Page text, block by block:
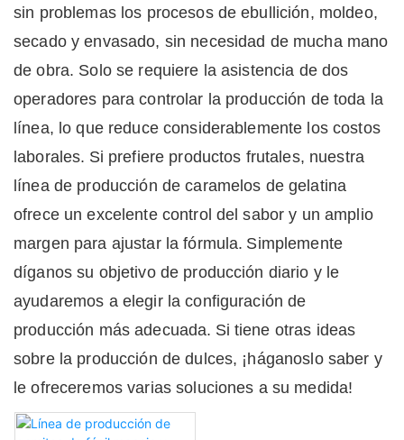
sin problemas los procesos de ebullición, moldeo,
secado y envasado, sin necesidad de mucha mano
de obra. Solo se requiere la asistencia de dos
operadores para controlar la producción de toda la
línea, lo que reduce considerablemente los costos
laborales. Si prefiere productos frutales, nuestra
línea de producción de caramelos de gelatina
ofrece un excelente control del sabor y un amplio
margen para ajustar la fórmula. Simplemente
díganos su objetivo de producción diario y le
ayudaremos a elegir la configuración de
producción más adecuada. Si tiene otras ideas
sobre la producción de dulces, ¡háganoslo saber y
le ofreceremos varias soluciones a su medida!